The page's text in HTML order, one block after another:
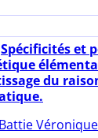
Spécificités et
du
Battie Véronique